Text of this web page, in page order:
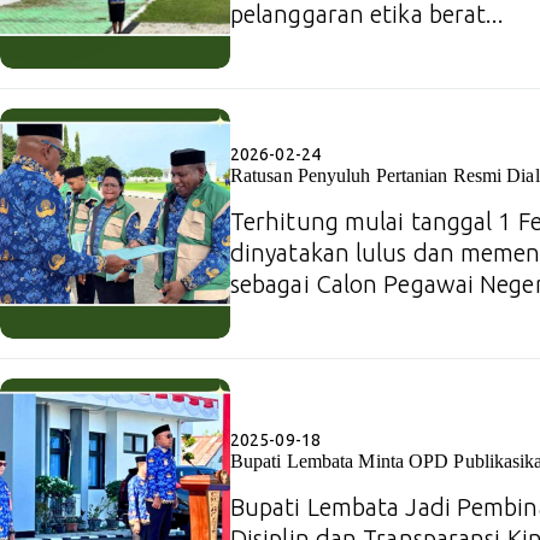
pelanggaran etika berat...
2026-02-24
Ratusan Penyuluh Pertanian Resmi
Terhitung mulai tanggal 1
dinyatakan lulus dan
sebagai Calon Pegawai
2025-09-18
Bupati Lembata Minta OPD
Bupati Lembata Jadi